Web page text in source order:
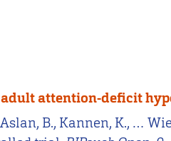
attention-deficit
B., Kannen, K., …